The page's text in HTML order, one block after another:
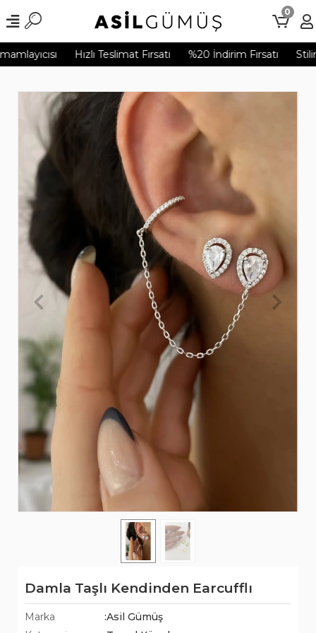
Hızlı Teslimat Fırsatı %20 İndirim Fırsatı
0
Damla Taşlı Kendinden Earcufflı
Marka
:Asil Gümüş